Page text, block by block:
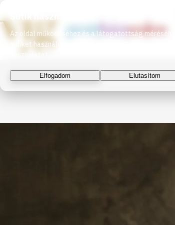
Sütik használata
Az oldal működéséhez és a látogatottság méréséhez
sütiket használunk. A folytatással elfogadja a sütik
használatát.
Elfogadom Elutasítom